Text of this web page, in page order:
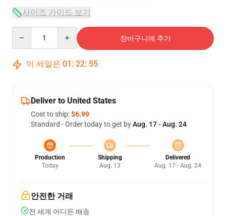
사이즈 가이드 보기
장바구니에 추가
이 세일은 01 : 22: 54
Deliver to United States
Cost to ship:$6.99
Standard - Order today to get byAug. 17 - Aug. 24
Production
Today
Shipping
Aug. 13
Delivered
Aug. 17 - Aug. 24
안전한 거래
전 세계 어디든 배송